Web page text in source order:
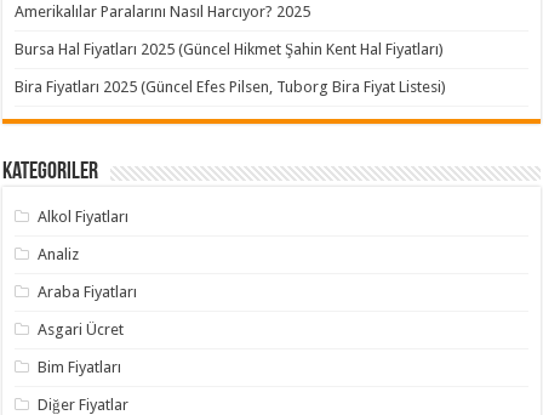
Amerikalılar Paralarını Nasıl Harcıyor? 2025
Bursa Hal Fiyatları 2025 (Güncel Hikmet Şahin Kent Hal Fiyatları)
Bira Fiyatları 2025 (Güncel Efes Pilsen, Tuborg Bira Fiyat Listesi)
Kategoriler
Alkol Fiyatları
Analiz
Araba Fiyatları
Asgari Ücret
Bim Fiyatları
Diğer Fiyatlar